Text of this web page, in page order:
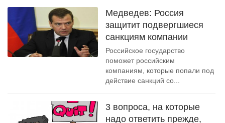
Медведев: Россия
защитит подвергшиеся
санкциям компании
Российское государство
поможет российским
компаниям, которые попали под
действие санкций со...
3 вопроса, на которые
надо ответить прежде,